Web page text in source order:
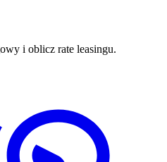
i oblicz rate leasingu.